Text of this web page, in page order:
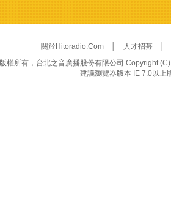
關於Hitoradio.Com│ 人才招募
版權所有，台北之音廣播股份有限公司 Copyright
建議瀏覽器版本 IE 7.0以上